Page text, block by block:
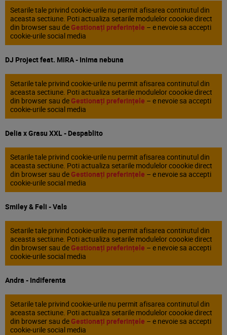
Setarile tale privind cookie-urile nu permit afisarea continutul din
aceasta sectiune. Poti actualiza setarile modulelor coookie direct
din browser sau de Gestionați preferințele – e nevoie sa accepti
cookie-urile social media
DJ Project feat. MIRA - Inima nebuna
Setarile tale privind cookie-urile nu permit afisarea continutul din
aceasta sectiune. Poti actualiza setarile modulelor coookie direct
din browser sau de Gestionați preferințele – e nevoie sa accepti
cookie-urile social media
Delia x Grasu XXL - Despablito
Setarile tale privind cookie-urile nu permit afisarea continutul din
aceasta sectiune. Poti actualiza setarile modulelor coookie direct
din browser sau de Gestionați preferințele – e nevoie sa accepti
cookie-urile social media
Smiley & Feli - Vals
Setarile tale privind cookie-urile nu permit afisarea continutul din
aceasta sectiune. Poti actualiza setarile modulelor coookie direct
din browser sau de Gestionați preferințele – e nevoie sa accepti
cookie-urile social media
Andra - Indiferenta
Setarile tale privind cookie-urile nu permit afisarea continutul din
aceasta sectiune. Poti actualiza setarile modulelor coookie direct
din browser sau de Gestionați preferințele – e nevoie sa accepti
cookie-urile social media